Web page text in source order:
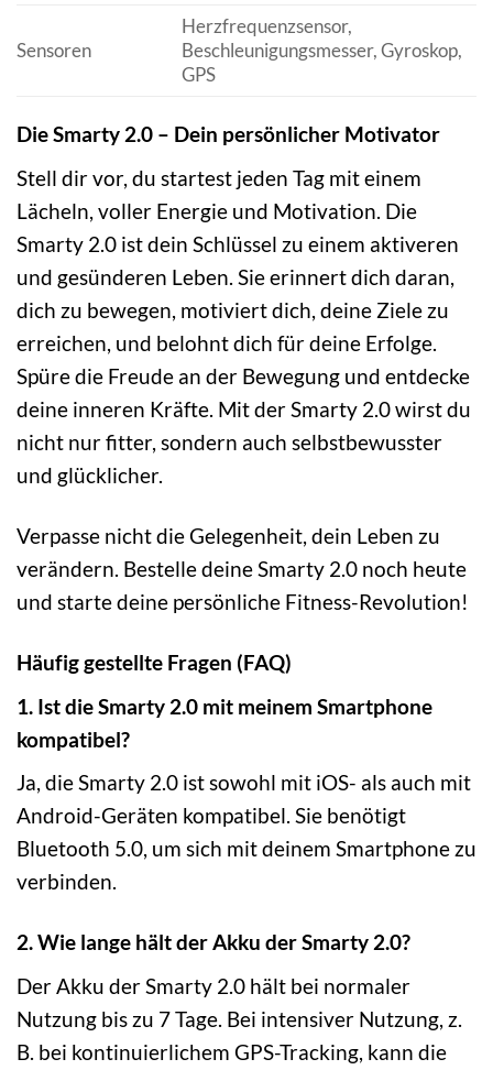
Sensoren
Herzfrequenzsensor,
Beschleunigungsmesser, Gyroskop,
GPS
Die Smarty 2.0 – Dein persönlicher Motivator
Stell dir vor, du startest jeden Tag mit einem
Lächeln, voller Energie und Motivation. Die
Smarty 2.0 ist dein Schlüssel zu einem aktiveren
und gesünderen Leben. Sie erinnert dich daran,
dich zu bewegen, motiviert dich, deine Ziele zu
erreichen, und belohnt dich für deine Erfolge.
Spüre die Freude an der Bewegung und entdecke
deine inneren Kräfte. Mit der Smarty 2.0 wirst du
nicht nur fitter, sondern auch selbstbewusster
und glücklicher.
Verpasse nicht die Gelegenheit, dein Leben zu
verändern. Bestelle deine Smarty 2.0 noch heute
und starte deine persönliche Fitness-Revolution!
Häufig gestellte Fragen (FAQ)
1. Ist die Smarty 2.0 mit meinem Smartphone
kompatibel?
Ja, die Smarty 2.0 ist sowohl mit iOS- als auch mit
Android-Geräten kompatibel. Sie benötigt
Bluetooth 5.0, um sich mit deinem Smartphone zu
verbinden.
2. Wie lange hält der Akku der Smarty 2.0?
Der Akku der Smarty 2.0 hält bei normaler
Nutzung bis zu 7 Tage. Bei intensiver Nutzung, z.
B. bei kontinuierlichem GPS-Tracking, kann die